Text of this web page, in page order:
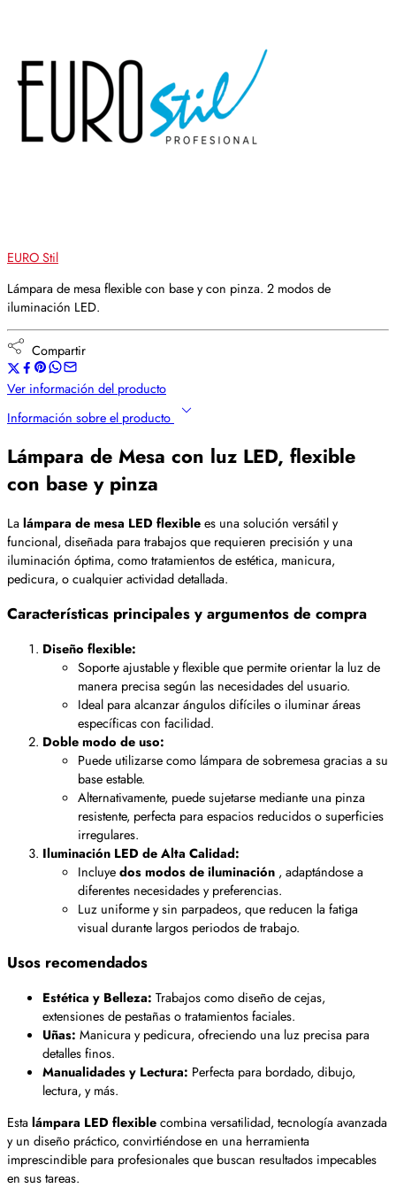
EURO Stil
Lámpara de mesa flexible con base y con pinza. 2 modos de
iluminación LED.
Compartir
Ver información del producto
Información sobre el producto
Lámpara de Mesa con luz LED, flexible
con base y pinza
Lalámpara de mesa LED flexiblees una solución versátil y
funcional, diseñada para trabajos que requieren precisión y una
iluminación óptima, como tratamientos de estética, manicura,
pedicura, o cualquier actividad detallada.
Características principales y argumentos de compra
Diseño flexible:
Soporte ajustable y flexible que permite orientar la luz de
manera precisa según las necesidades del usuario.
Ideal para alcanzar ángulos difíciles o iluminar áreas
específicas con facilidad.
Doble modo de uso:
Puede utilizarse como lámpara de sobremesa gracias a su
base estable.
Alternativamente, puede sujetarse mediante una pinza
resistente, perfecta para espacios reducidos o superficies
irregulares.
Iluminación LED de Alta Calidad:
Incluyedos modos de iluminación , adaptándose a
diferentes necesidades y preferencias.
Luz uniforme y sin parpadeos, que reducen la fatiga
visual durante largos periodos de trabajo.
Usos recomendados
Estética y Belleza: Trabajos como diseño de cejas,
extensiones de pestañas o tratamientos faciales.
Uñas: Manicura y pedicura, ofreciendo una luz precisa para
detalles finos.
Manualidades y Lectura: Perfecta para bordado, dibujo,
lectura, y más.
Estalámpara LED flexiblecombina versatilidad, tecnología avanzada
y un diseño práctico, convirtiéndose en una herramienta
imprescindible para profesionales que buscan resultados impecables
en sus tareas.